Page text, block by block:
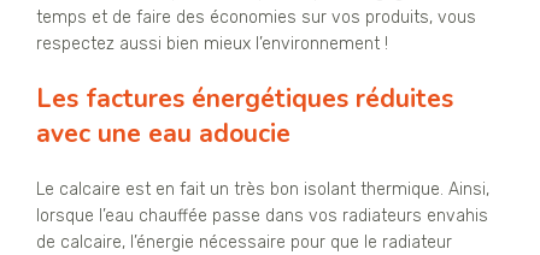
temps et de faire des économies sur vos produits, vous
respectez aussi bien mieux l’environnement !
Les factures énergétiques réduites
avec une eau adoucie
Le calcaire est en fait un très bon isolant thermique. Ainsi,
lorsque l’eau chauffée passe dans vos radiateurs envahis
de calcaire, l’énergie nécessaire pour que le radiateur